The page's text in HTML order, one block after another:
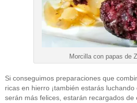
Morcilla con papas de
Si conseguimos preparaciones que
ricas en hierro ¡también estarás
serán más felices, estarán recargados de